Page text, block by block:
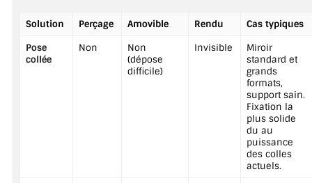
Solution Perçage Amovible Rendu
Cas typiques
Pose
collée
Non
Non
(dépose
difficile)
Invisible
Miroir
standard et
grands
formats,
support sain.
Fixation la
plus solide
du au
puissance
des colles
actuels.